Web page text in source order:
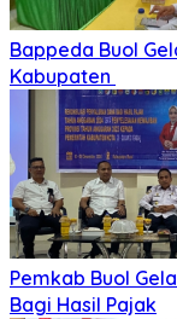
Bappeda Buol
Kabupaten
Pemkab Buol
Bagi Hasil Pajak